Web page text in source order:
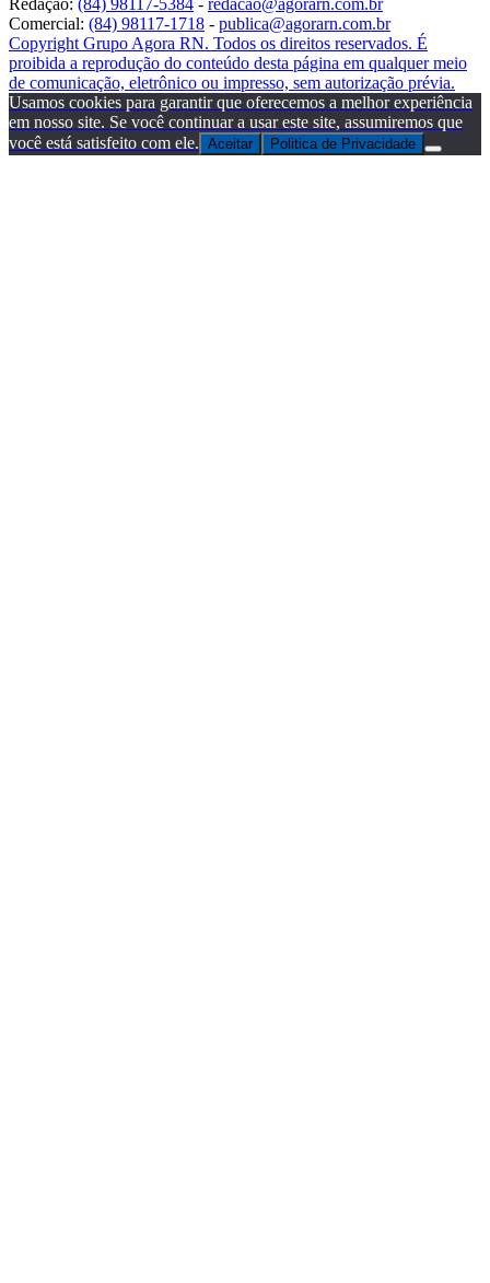
Comercial: (84) 98117-1718 - publica@agorarn.com.br
Copyright Grupo Agora RN. Todos os direitos reservados. É
proibida a reprodução do conteúdo desta página em qualquer meio
de comunicação, eletrônico ou impresso, sem autorização prévia.
Usamos cookies para garantir que oferecemos a melhor experiência
em nosso site. Se você continuar a usar este site, assumiremos que
você está satisfeito com ele. Aceitar Politica de Privacidade